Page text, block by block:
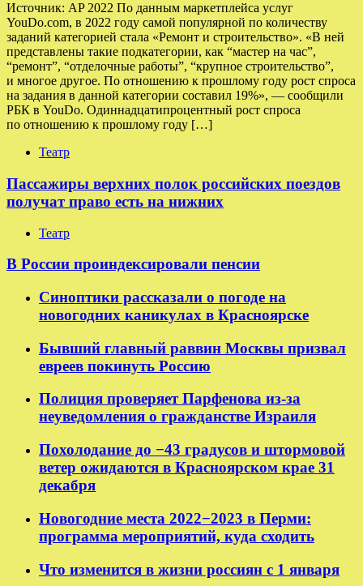
Источник: AP 2022 По данным маркетплейса услуг
YouDo.com, в 2022 году самой популярной по количеству
заданий категорией стала «Ремонт и строительство». «В ней
представлены такие подкатегории, как “мастер на час”,
“ремонт”, “отделочные работы”, “крупное строительство”,
и многое другое. По отношению к прошлому году рост спроса
на задания в данной категории составил 19%», — сообщили
РБК в YouDo. Одиннадцатипроцентный рост спроса
по отношению к прошлому году […]
Театр
Пассажиры верхних полок российских поездов
получат право есть на нижних
Театр
В России проиндексировали пенсии
Синоптики рассказали о погоде на
новогодних каникулах в Красноярске
Бывший главный раввин Москвы призвал
евреев покинуть Россию
Полиция проверяет Парфенова из-за
неуведомления о гражданстве Израиля
Похолодание до −43 градусов и штормовой
ветер ожидаются в Красноярском крае 31
декабря
Новогодние места 2022−2023 в Перми:
программа мероприятий, куда сходить
Что изменится в жизни россиян с 1 января